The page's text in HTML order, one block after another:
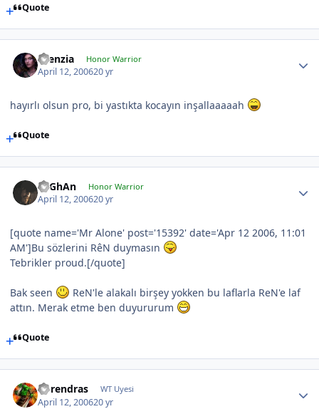
Quote
silenzia Honor Warrior
April 12, 200620 yr
hayırlı olsun pro, bi yastıkta kocayın inşallaaaaah
Quote
TuGhAn Honor Warrior
April 12, 200620 yr
[quote name='Mr Alone' post='15392' date='Apr 12 2006, 11:01
AM']Bu sözlerini RêN duymasın
Tebrikler proud.[/quote]
Bak seen
ReN'le alakalı birşey yokken bu laflarla ReN'e laf
attın. Merak etme ben duyururum
Quote
Borendras WT Uyesi
April 12, 200620 yr